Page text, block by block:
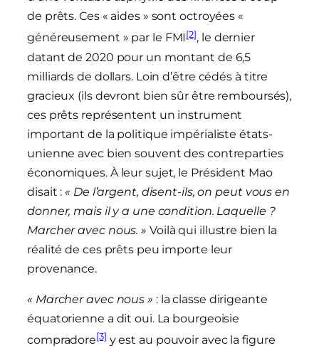
de prêts. Ces « aides » sont octroyées «
généreusement » par le FMI[2], le dernier
datant de 2020 pour un montant de 6,5
milliards de dollars. Loin d’être cédés à titre
gracieux (ils devront bien sûr être remboursés),
ces prêts représentent un instrument
important de la politique impérialiste états-
unienne avec bien souvent des contreparties
économiques. À leur sujet, le Président Mao
disait : « De l’argent, disent-ils, on peut vous en
donner, mais il y a une condition. Laquelle ?
Marcher avec nous. » Voilà qui illustre bien la
réalité de ces prêts peu importe leur
provenance.
« Marcher avec nous » : la classe dirigeante
équatorienne a dit oui. La bourgeoisie
compradore[3] y est au pouvoir avec la figure